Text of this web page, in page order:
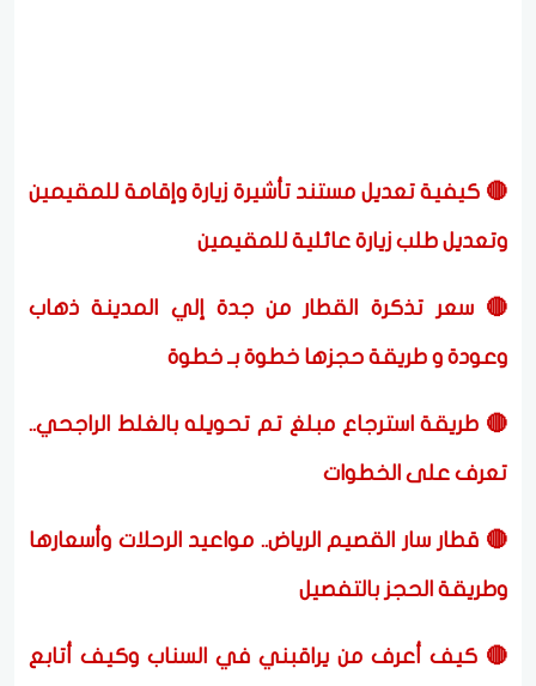
🔴 كيفية تعديل مستند تأشيرة زيارة وإقامة للمقيمين
وتعديل طلب زيارة عائلية للمقيمين
🔴 سعر تذكرة القطار من جدة إلي المدينة ذهاب
وعودة و طريقة حجزها خطوة بـ خطوة
🔴 طريقة استرجاع مبلغ تم تحويله بالغلط الراجحي..
تعرف على الخطوات
🔴 قطار سار القصيم الرياض.. مواعيد الرحلات وأسعارها
وطريقة الحجز بالتفصيل
🔴 كيف أعرف من يراقبني في السناب وكيف أتابع